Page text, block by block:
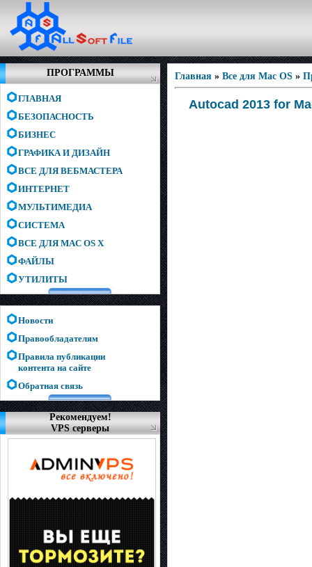
ПРОГРАММЫ
ГЛАВНАЯ
БЕЗОПАСНОСТЬ
БИЗНЕС
ГРАФИКА И ДИЗАЙН
ВСЕ ДЛЯ ВЕБМАСТЕРА
ИНТЕРНЕТ
МУЛЬТИМЕДИА
СИСТЕМА
ВСЕ ДЛЯ MAC OS X
ФАЙЛЫ
УТИЛИТЫ
Новости
Правообладателям
Правила публикации
контента на сайте
Обратная связь
Рекомендуем!
VPS серверы
Главная » Все для Mac OS »
Autocad 2013 for